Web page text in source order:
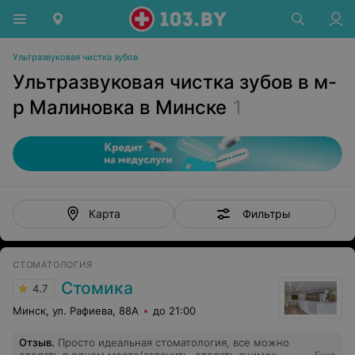
Ультразвуковая чистка зубов
Ультразвуковая чистка зубов в м-
р Малиновка в Минске 1
Карта Фильтры
СТОМАТОЛОГИЯ
4.7 Стомика
Минск, ул. Рафиева, 88А до 21:00
Отзыв. Просто идеальная стоматология, все можно